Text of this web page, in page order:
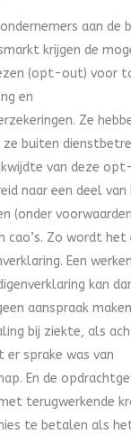
aan de
krijgen de
(opt-out) voor
en
Ze
ze buiten
van deze
naar een deel van
(onder
cao’s. Zo wordt het
Een
kan
aanspraak
bij ziekte, als
sprake was van
En de
terugwerkende
te betalen als